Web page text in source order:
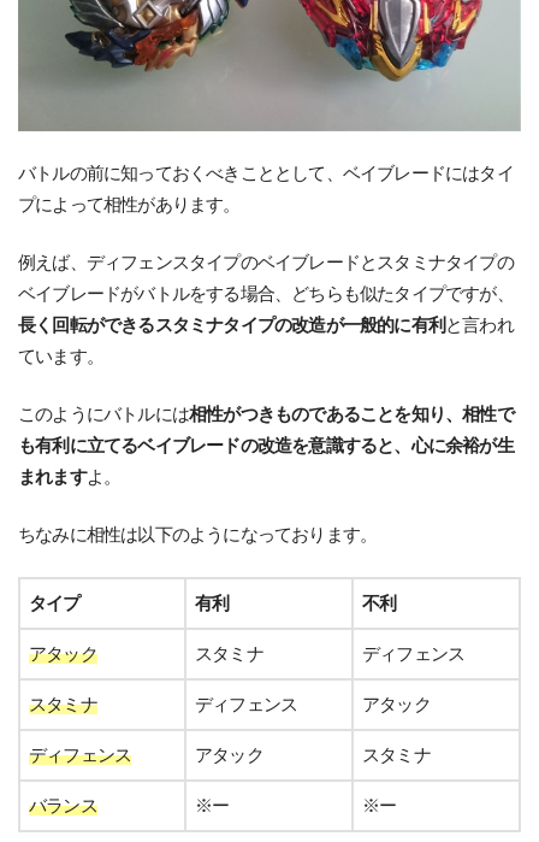
バトルの前に知っておくべきこととして、ベイブレードにはタイ
プによって相性があります。
例えば、ディフェンスタイプのベイブレードとスタミナタイプの
ベイブレードがバトルをする場合、どちらも似たタイプですが、
長く回転ができるスタミナタイプの改造が一般的に有利 と言われ
ています。
このようにバトルには相性がつきものであることを知り、相性で
も有利に立てるベイブレードの改造を意識すると、心に余裕が生
まれますよ。
ちなみに相性は以下のようになっております。
タイプ 有利 不利
アタック スタミナ ディフェンス
スタミナ ディフェンス アタック
ディフェンス アタック スタミナ
バランス ※ー ※ー